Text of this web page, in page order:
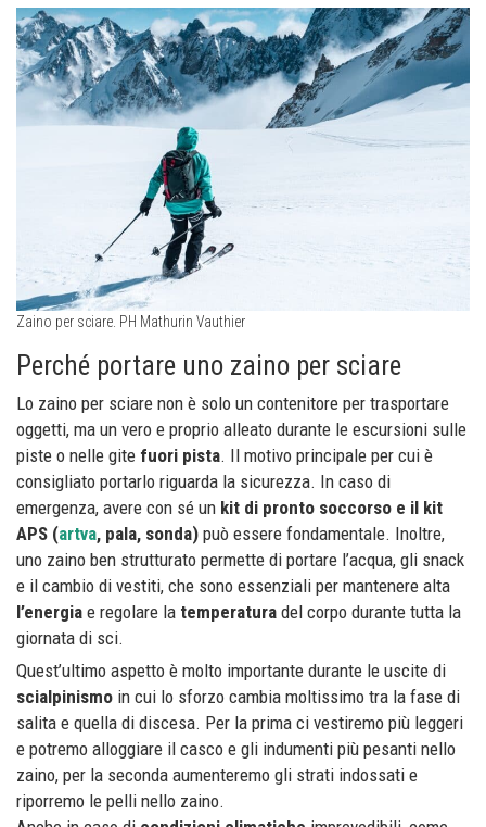
Zaino per sciare. PH Mathurin Vauthier
Perché portare uno zaino per sciare
Lo zaino per sciare non è solo un contenitore per trasportare
oggetti, ma un vero e proprio alleato durante le escursioni sulle
piste o nelle gite fuori pista. Il motivo principale per cui è
consigliato portarlo riguarda la sicurezza. In caso di
emergenza, avere con sé un kit di pronto soccorso e il kit
APS (artva, pala, sonda) può essere fondamentale. Inoltre,
uno zaino ben strutturato permette di portare l’acqua, gli snack
e il cambio di vestiti, che sono essenziali per mantenere alta
l’energia e regolare la temperatura del corpo durante tutta la
giornata di sci.
Quest’ultimo aspetto è molto importante durante le uscite di
scialpinismo in cui lo sforzo cambia moltissimo tra la fase di
salita e quella di discesa. Per la prima ci vestiremo più leggeri
e potremo alloggiare il casco e gli indumenti più pesanti nello
zaino, per la seconda aumenteremo gli strati indossati e
riporremo le pelli nello zaino.